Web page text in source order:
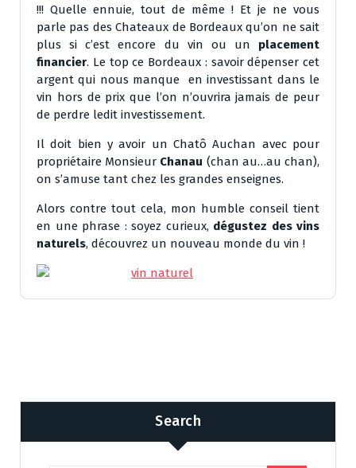
!!! Quelle ennuie, tout de même ! Et je ne vous
parle pas des Chateaux de Bordeaux qu’on ne sait
plus si c’est encore du vin ou un placement
financier. Le top ce Bordeaux : savoir dépenser cet
argent qui nous manque en investissant dans le
vin hors de prix que l’on n’ouvrira jamais de peur
de perdre ledit investissement.
Il doit bien y avoir un Chatô Auchan avec pour
propriétaire Monsieur Chanau (chan au…au chan),
on s’amuse tant chez les grandes enseignes.
Alors contre tout cela, mon humble conseil tient
en une phrase : soyez curieux, dégustez des vins
naturels, découvrez un nouveau monde du vin !
Search